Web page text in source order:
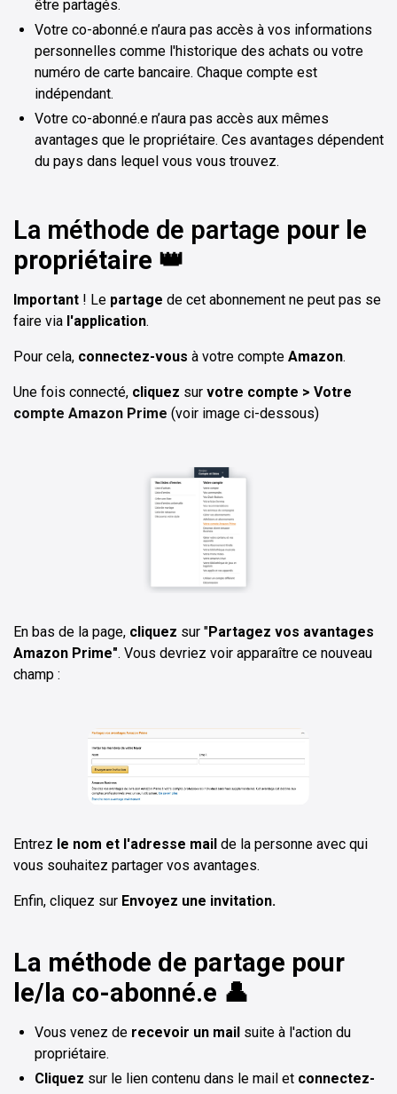
être partagés.
Votre co-abonné.e n’aura pas accès à vos informations
personnelles comme l'historique des achats ou votre
numéro de carte bancaire. Chaque compte est
indépendant.
Votre co-abonné.e n’aura pas accès aux mêmes
avantages que le propriétaire. Ces avantages dépendent
du pays dans lequel vous vous trouvez.
La méthode de partage pour le
propriétaire 👑
Important ! Le partage de cet abonnement ne peut pas se
faire via l'application.
Pour cela, connectez-vous à votre compte Amazon.
Une fois connecté, cliquez sur votre compte > Votre
compte Amazon Prime (voir image ci-dessous)
En bas de la page, cliquez sur "Partagez vos avantages
Amazon Prime". Vous devriez voir apparaître ce nouveau
champ :
Entrez le nom et l'adresse mail de la personne avec qui
vous souhaitez partager vos avantages.
Enfin, cliquez sur Envoyez une invitation.
La méthode de partage pour
le/la co-abonné.e 👤
Vous venez de recevoir un mail suite à l'action du
propriétaire.
Cliquez sur le lien contenu dans le mail et connectez-